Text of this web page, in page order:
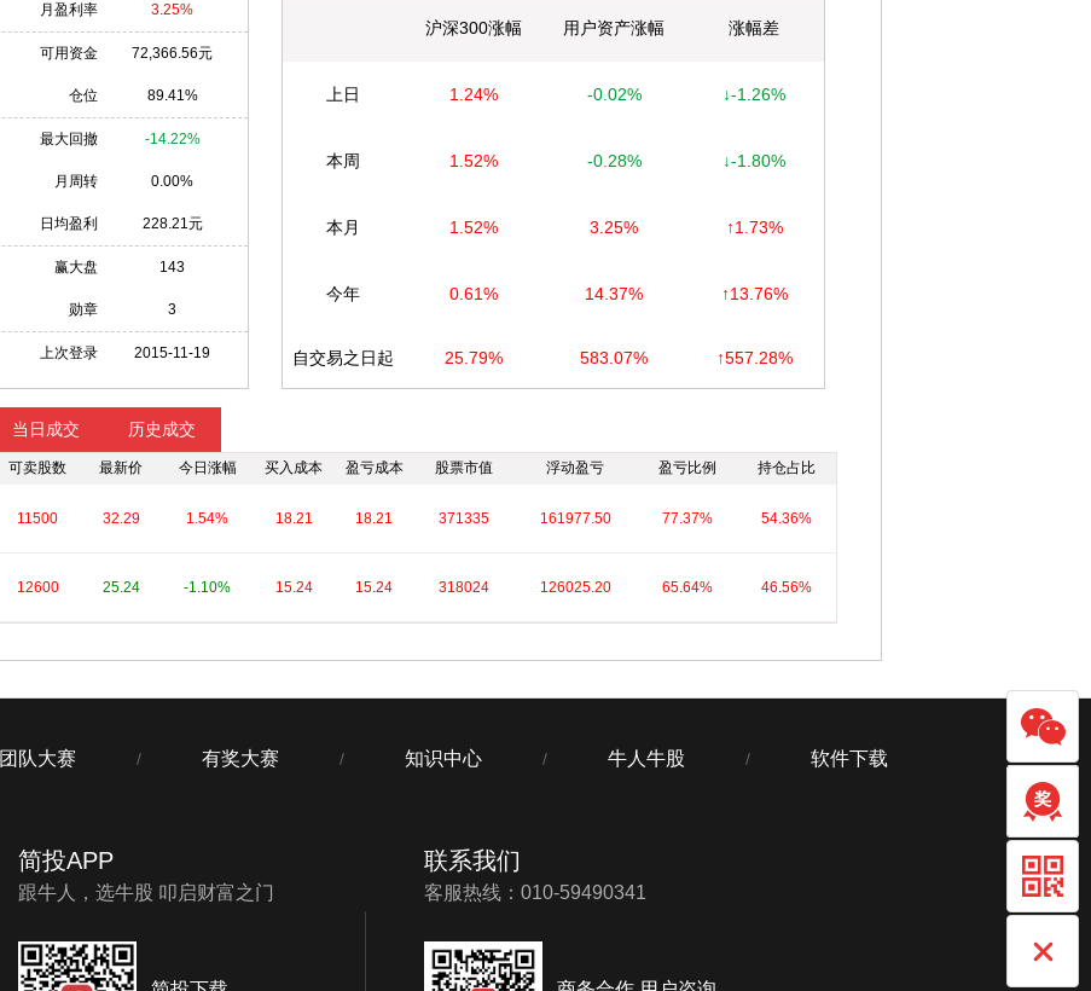
月盈利率 3.25%
可用资金 72,366.56元
仓位 89.41%
最大回撤 -14.22%
月周转 0.00%
日均盈利 228.21元
赢大盘 143
勋章 3
上次登录 2015-11-19
沪深300涨幅 用户资产涨幅 涨幅差
上日 1.24% -0.02% ↓-1.26%
本周 1.52% -0.28% ↓-1.80%
本月 1.52% 3.25% ↑1.73%
今年 0.61% 14.37% ↑13.76%
自交易之日起 25.79% 583.07% ↑557.28%
当日成交 历史成交
可卖股数 最新价 今日涨幅 买入成本 盈亏成本 股票市值 浮动盈亏 盈亏比例 持仓占比
11500 32.29 1.54% 18.21 18.21 371335 161977.50 77.37% 54.36%
12600 25.24 -1.10% 15.24 15.24 318024 126025.20 65.64% 46.56%
团队大赛 / 有奖大赛 / 知识中心 / 牛人牛股 / 软件下载
简投APP
跟牛人，选牛股 叩启财富之门
联系我们
客服热线：010-59490341